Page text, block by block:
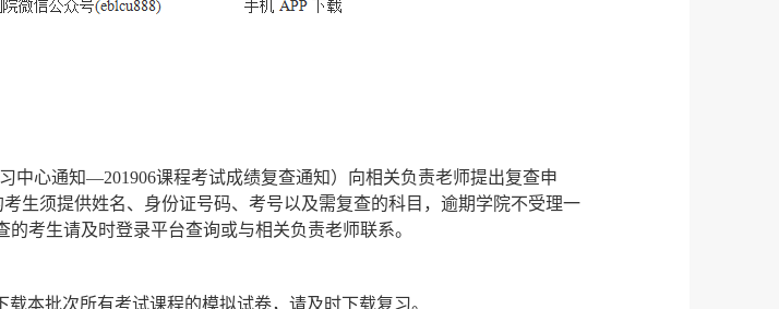
习中心通知—201906课程考试成绩复查通知）向相关负责老师提出复查申
生须提供姓名、身份证号码、考号以及需复查的科目，逾期学院不受理一
考生请及时登录平台查询或与相关负责老师联系。
载本批次所有考试课程的模拟试卷，请及时下载复习。